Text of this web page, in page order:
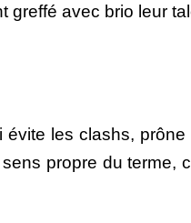
greffé avec brio leur
les clashs, prône
propre du terme,